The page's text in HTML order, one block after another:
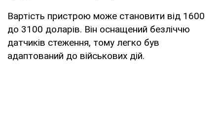
Вартість пристрою може становити від 1600
до 3100 доларів. Він оснащений безліччю
датчиків стеження, тому легко був
адаптований до військових дій.